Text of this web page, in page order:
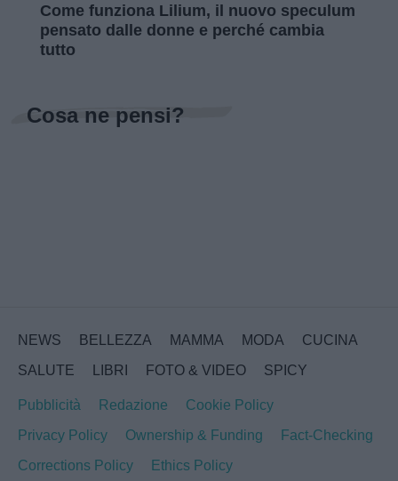
Come funziona Lilium, il nuovo speculum
pensato dalle donne e perché cambia
tutto
Cosa ne pensi?
NEWS BELLEZZA MAMMA MODA
CUCINA
SALUTE
LIBRI FOTO & VIDEO SPICY
Pubblicità Redazione
Cookie Policy
Privacy Policy
Ownership & Funding
Fact-Checking
Corrections Policy
Ethics Policy